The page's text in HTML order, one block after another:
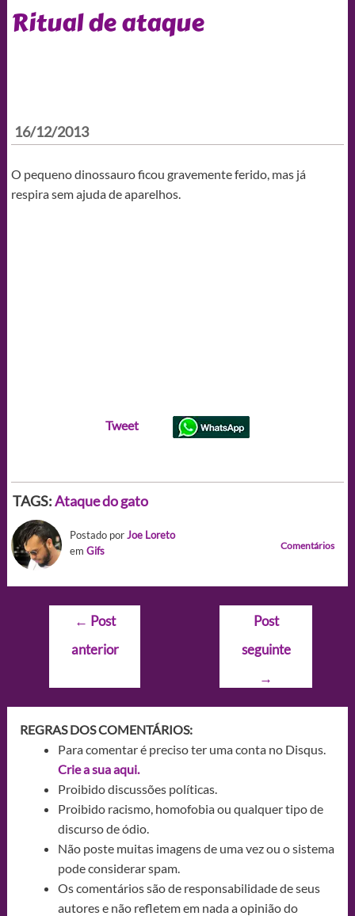
Ritual de ataque
16/12/2013
O pequeno dinossauro ficou gravemente ferido, mas já
respira sem ajuda de aparelhos.
Tweet
TAGS:Ataque do gato
Postado porJoe Loreto
em Gifs Comentários
Navegação
Post
← Post
anterior
Post
seguinte
→
REGRAS DOS COMENTÁRIOS:
Para comentar é preciso ter uma conta no Disqus.
Crie a sua aqui.
Proibido discussões políticas.
Proibido racismo, homofobia ou qualquer tipo de
discurso de ódio.
Não poste muitas imagens de uma vez ou o sistema
pode considerar spam.
Os comentários são de responsabilidade de seus
autores e não refletem em nada a opinião do